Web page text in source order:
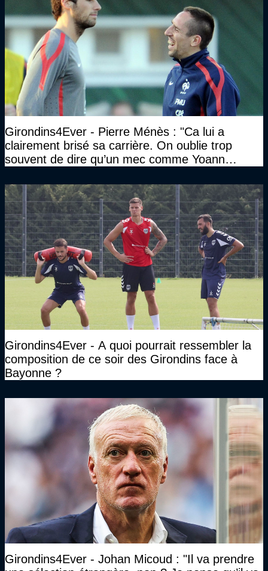
Girondins4Ever - Pierre Ménès : "Ca lui a
clairement brisé sa carrière. On oublie trop
souvent de dire qu’un mec comme Yoann
Girondins4Ever - A quoi pourrait ressembler la
composition de ce soir des Girondins face à
Bayonne ?
Girondins4Ever - Johan Micoud : "Il va prendre